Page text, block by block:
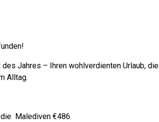
Jahres – Ihren wohlverdienten Urlaub, die
Alltag.
die Malediven €486